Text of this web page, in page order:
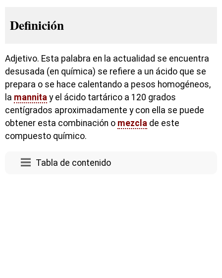
Definición
Adjetivo. Esta palabra en la actualidad se encuentra
desusada (en química) se refiere a un ácido que se
prepara o se hace calentando a pesos homogéneos,
la mannita y el ácido tartárico a 120 grados
centígrados aproximadamente y con ella se puede
obtener esta combinación o mezcla de este
compuesto químico.
Tabla de contenido